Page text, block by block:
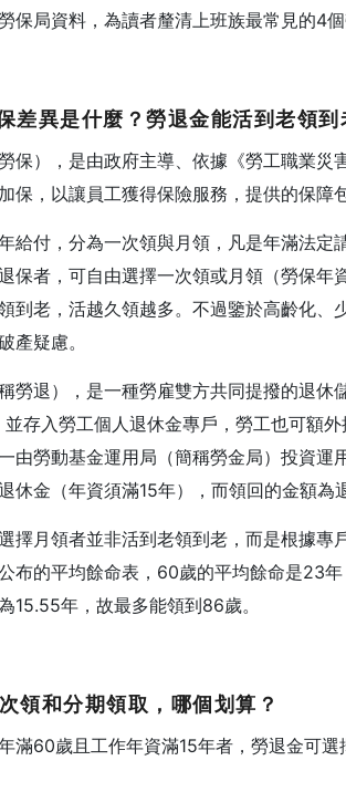
保局資料，為讀者釐清上班族最常見的4個
差異是什麼？勞退金能活到老領到
保），是由政府主導、依據《勞工職業災
保，以讓員工獲得保險服務，提供的保障
給付，分為一次領與月領，凡是年滿法
保者，可自由選擇一次領或月領（勞保年
到老，活越久領越多。不過鑒於高齡化、
產疑慮。
勞退），是一種勞雇雙方共同提撥的退休
存入勞工個人退休金專戶，勞工也可額
由勞動基金運用局（簡稱勞金局）投資
休金（年資須滿15年），而領回的金額為
擇月領者並非活到老領到老，而是根據專
布的平均餘命表，60歲的平均餘命是23
15.55年，故最多能領到86歲。
領和分期領取，哪個划算？
滿60歲且工作年資滿15年者，勞退金可